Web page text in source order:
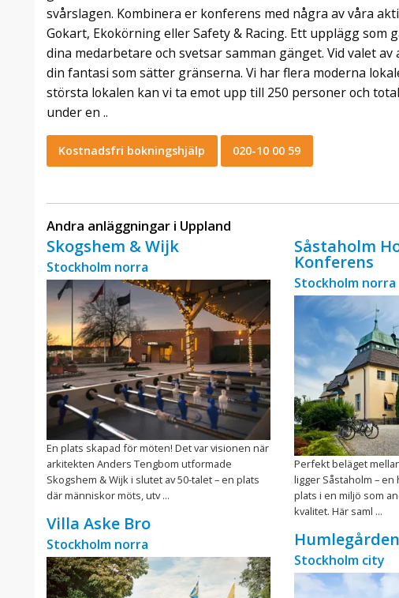
svårslagen. Kombinera er konferens med några av våra
Gokart, Ekokörning eller Safety & Racing. Ett upplägg som
dina medarbetare och svetsar samman gänget. Vid valet
din fantasi som sätter gränserna. Vi har flera moderna
största lokalen kan vi ta emot upp till 250 personer och
under en ..
Kostnadsfri bokningshjälp 020-10 00 59
Andra anläggningar i Uppland
Skogshem & Wijk
Stockholm norra
En plats skapad för möten! Det var visionen när
arkitekten Anders Tengbom utformade
Skogshem & Wijk i slutet av 50-talet – en plats
där människor möts, utv ...
Villa Aske Bro
Stockholm norra
Såstaholm
Konferens
Stockholm norra
Perfekt beläget
ligger Såstaholm –
plats i en miljö som
kvalitet. Här saml ...
Stockholm city